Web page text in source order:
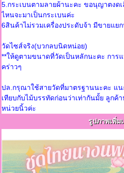
5.กระเบนตามลายผ้านะคะ ขอนุญาตงด
ไหนจะมาเป็นกระเบนค่ะ
6สินค้าไม่รวมเครื่องประดับจ้า มีขายแย
วัดไซส์จริง(บวกลบนิดหน่อย)
**ให้ดูตามขนาดที่วัดเป็นหลักนะคะ การ
คร่าวๆ
ปล.กรุณาใช้สายวัดที่มาตรฐานนะคะ แ
เทียบกับไม้บรรทัดก่อนว่าเท่ากันมั้ย ลูกค้
หน่วยนิ้วค่ะ
รูปภาพเพิ่ม